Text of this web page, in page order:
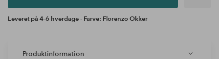
Leveret på 4-6 hverdage - Farve: Florenzo Okker
Produktinformation